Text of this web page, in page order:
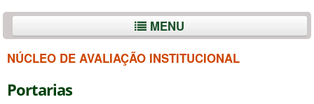
MENU
NÚCLEO DE AVALIAÇÃO INSTITUCIONAL
Portarias